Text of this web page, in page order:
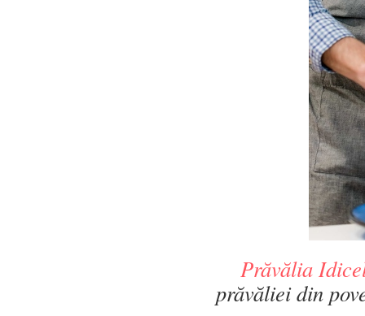
Prăvălia
prăvăliei din